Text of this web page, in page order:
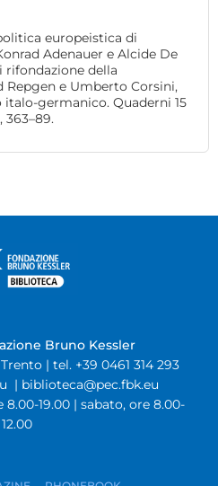
europeistica di
Adenauer e Alcide De
rifondazione della
Repgen e Umberto Corsini,
germanico. Quaderni 15
363–89.
Bruno Kessler
| tel. +39 0461 314 293
| biblioteca@pec.fbk.eu
19.00 | sabato, ore 8.00-
12.00